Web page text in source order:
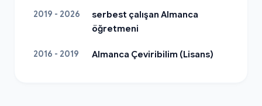
2019 - 2026
serbest çalışan Almanca
öğretmeni
2016 - 2019 Almanca Çeviribilim (Lisans)